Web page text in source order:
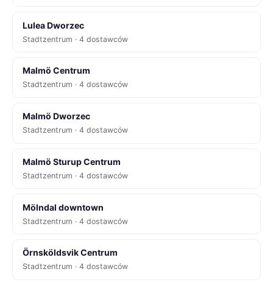
Lulea Dworzec
Stadtzentrum · 4 dostawców
Malmö Centrum
Stadtzentrum · 4 dostawców
Malmö Dworzec
Stadtzentrum · 4 dostawców
Malmö Sturup Centrum
Stadtzentrum · 4 dostawców
Mölndal downtown
Stadtzentrum · 4 dostawców
Örnsköldsvik Centrum
Stadtzentrum · 4 dostawców